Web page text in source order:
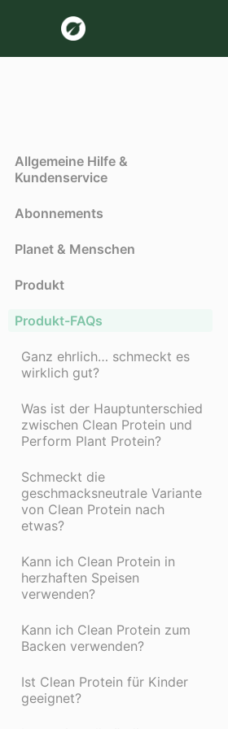
Allgemeine Hilfe &
Kundenservice
Abonnements
Planet & Menschen
Produkt
Produkt-FAQs
Ganz ehrlich… schmeckt es
wirklich gut?
Was ist der Hauptunterschied
zwischen Clean Protein und
Perform Plant Protein?
Schmeckt die
geschmacksneutrale Variante
von Clean Protein nach
etwas?
Kann ich Clean Protein in
herzhaften Speisen
verwenden?
Kann ich Clean Protein zum
Backen verwenden?
Ist Clean Protein für Kinder
geeignet?